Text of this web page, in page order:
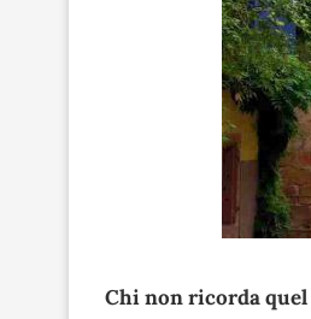
Chi non ricorda quel